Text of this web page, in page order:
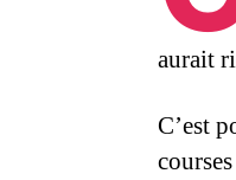
aurait
C’est